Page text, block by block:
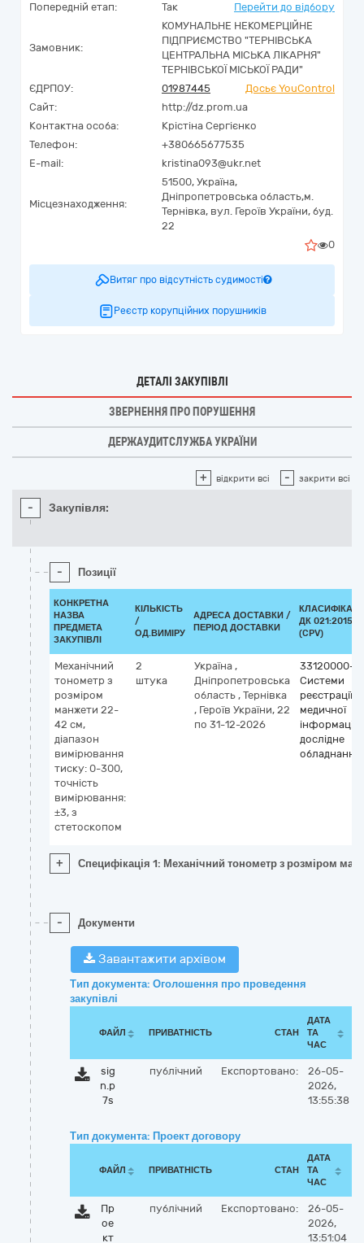
Попередній етап:
Так Перейти до відбору
Замовник:
КОМУНАЛЬНЕ НЕКОМЕРЦІЙНЕ
ПІДПРИЄМСТВО "ТЕРНІВСЬКА
ЦЕНТРАЛЬНА МІСЬКА ЛІКАРНЯ"
ТЕРНІВСЬКОЇ МІСЬКОЇ РАДИ"
ЄДРПОУ:
01987445
Досьє YouControl
Сайт:
http://dz.prom.ua
Контактна особа:
Крістіна Сергієнко
Телефон:
+380665677535
E-mail:
kristina093@ukr.net
Місцезнаходження:
51500, Україна,
Дніпропетровська область,м.
Тернівка, вул. Героїв України, буд.
22
0
Витяг про відсутність судимості
Реєстр корупційних порушників
ДЕТАЛІ ЗАКУПІВЛІ
ЗВЕРНЕННЯ ПРО ПОРУШЕННЯ
ДЕРЖАУДИТСЛУЖБА УКРАЇНИ
+ відкрити всі - закрити всі
- Закупівля:
- Позиції
КОНКРЕТНА
НАЗВА
ПРЕДМЕТА
ЗАКУПІВЛІ
КІЛЬКІСТЬ
/
ОД.ВИМІРУ
АДРЕСА ДОСТАВКИ /
ПЕРІОД ДОСТАВКИ
ДК 021:2015
(CPV)
Механічний
тонометр з
розміром
манжети 22-
42 см,
діапазон
вимірювання
тиску: 0-300,
точність
вимірювання:
±3, з
стетоскопом
2
штука
Україна ,
Дніпропетровська
область , Тернівка
, Героїв України, 22
по 31-12-2026
33120000-7
Системи
реєстрації
медичної
інформації
дослідне
обладнання
+ Специфікація 1: Механічний тонометр з розміром
- Документи
Завантажити архівом
Тип документа: Оголошення про проведення
закупівлі
ФАЙЛ ПРИВАТНІСТЬ СТАН
ДАТА
ТА
ЧАС
sig
n.p
7s
публічний Експортовано:
26-05-
2026,
13:55:38
Тип документа: Проект договору
ФАЙЛ ПРИВАТНІСТЬ СТАН
ДАТА
ТА
ЧАС
Пр
ое
кт
публічний Експортовано:
26-05-
2026,
13:51:04